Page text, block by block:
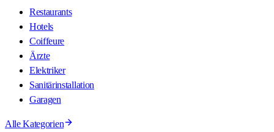
Restaurants
Hotels
Coiffeure
Ärzte
Elektriker
Sanitärinstallation
Garagen
Alle Kategorien